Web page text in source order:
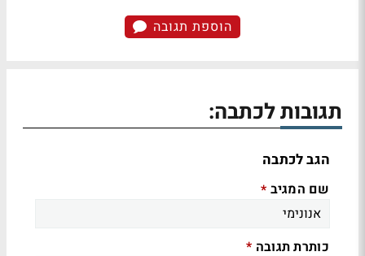
הוספת תגובה
תגובות לכתבה:
הגב לכתבה
שם המגיב *
כותרת תגובה *